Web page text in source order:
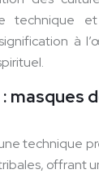
technique
à
masques
technique
offrant